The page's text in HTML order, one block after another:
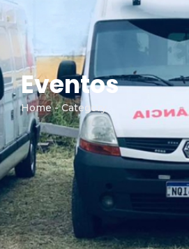
Eventos
Home - Category